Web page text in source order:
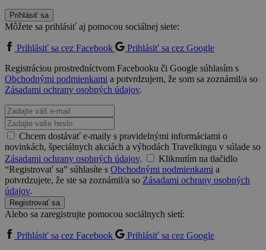
Prihlásiť sa
Môžete sa prihlásiť aj pomocou sociálnej siete:
Prihlásiť sa cez Facebook
Prihlásiť sa cez Google
Registráciou prostredníctvom Facebooku či Google súhlasím s
Obchodnými podmienkami a potvrdzujem, že som sa zoznámil/a so
Zásadami ochrany osobných údajov.
Chcem dostávať e-maily s pravidelnými informáciami o
novinkách, špeciálnych akciách a výhodách Travelkingu v súlade so
Zásadami ochrany osobných údajov.
Kliknutím na tlačidlo
“Registrovať sa” súhlasíte s Obchodnými podmienkami a
potvrdzujete, že ste sa zoznámil/a so Zásadami ochrany osobných
údajov.
Registrovať sa
Alebo sa zaregistrujte pomocou sociálnych sietí:
Prihlásiť sa cez Facebook
Prihlásiť sa cez Google